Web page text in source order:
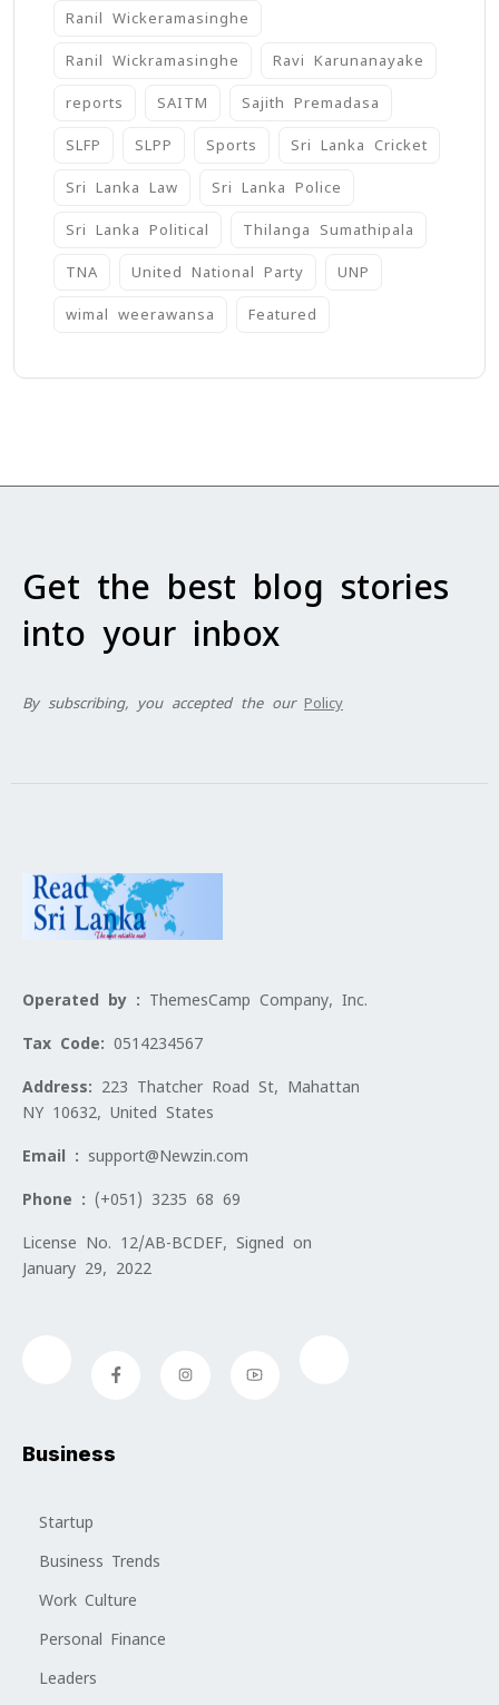
Ranil Wickeramasinghe
Ranil Wickramasinghe Ravi Karunanayake
reports SAITM Sajith Premadasa
SLFP SLPP Sports Sri Lanka Cricket
Sri Lanka Law Sri Lanka Police
Sri Lanka Political Thilanga Sumathipala
TNA United National Party UNP
wimal weerawansa ‍Featured
Get the best blog stories
into your inbox
By subscribing, you accepted the our Policy
Operated by : ThemesCamp Company, Inc.
Tax Code: 0514234567
Address: 223 Thatcher Road St, Mahattan
NY 10632, United States
Email : support@Newzin.com
Phone : (+051) 3235 68 69
License No. 12/AB-BCDEF, Signed on
January 29, 2022
Business
Startup
Business Trends
Work Culture
Personal Finance
Leaders